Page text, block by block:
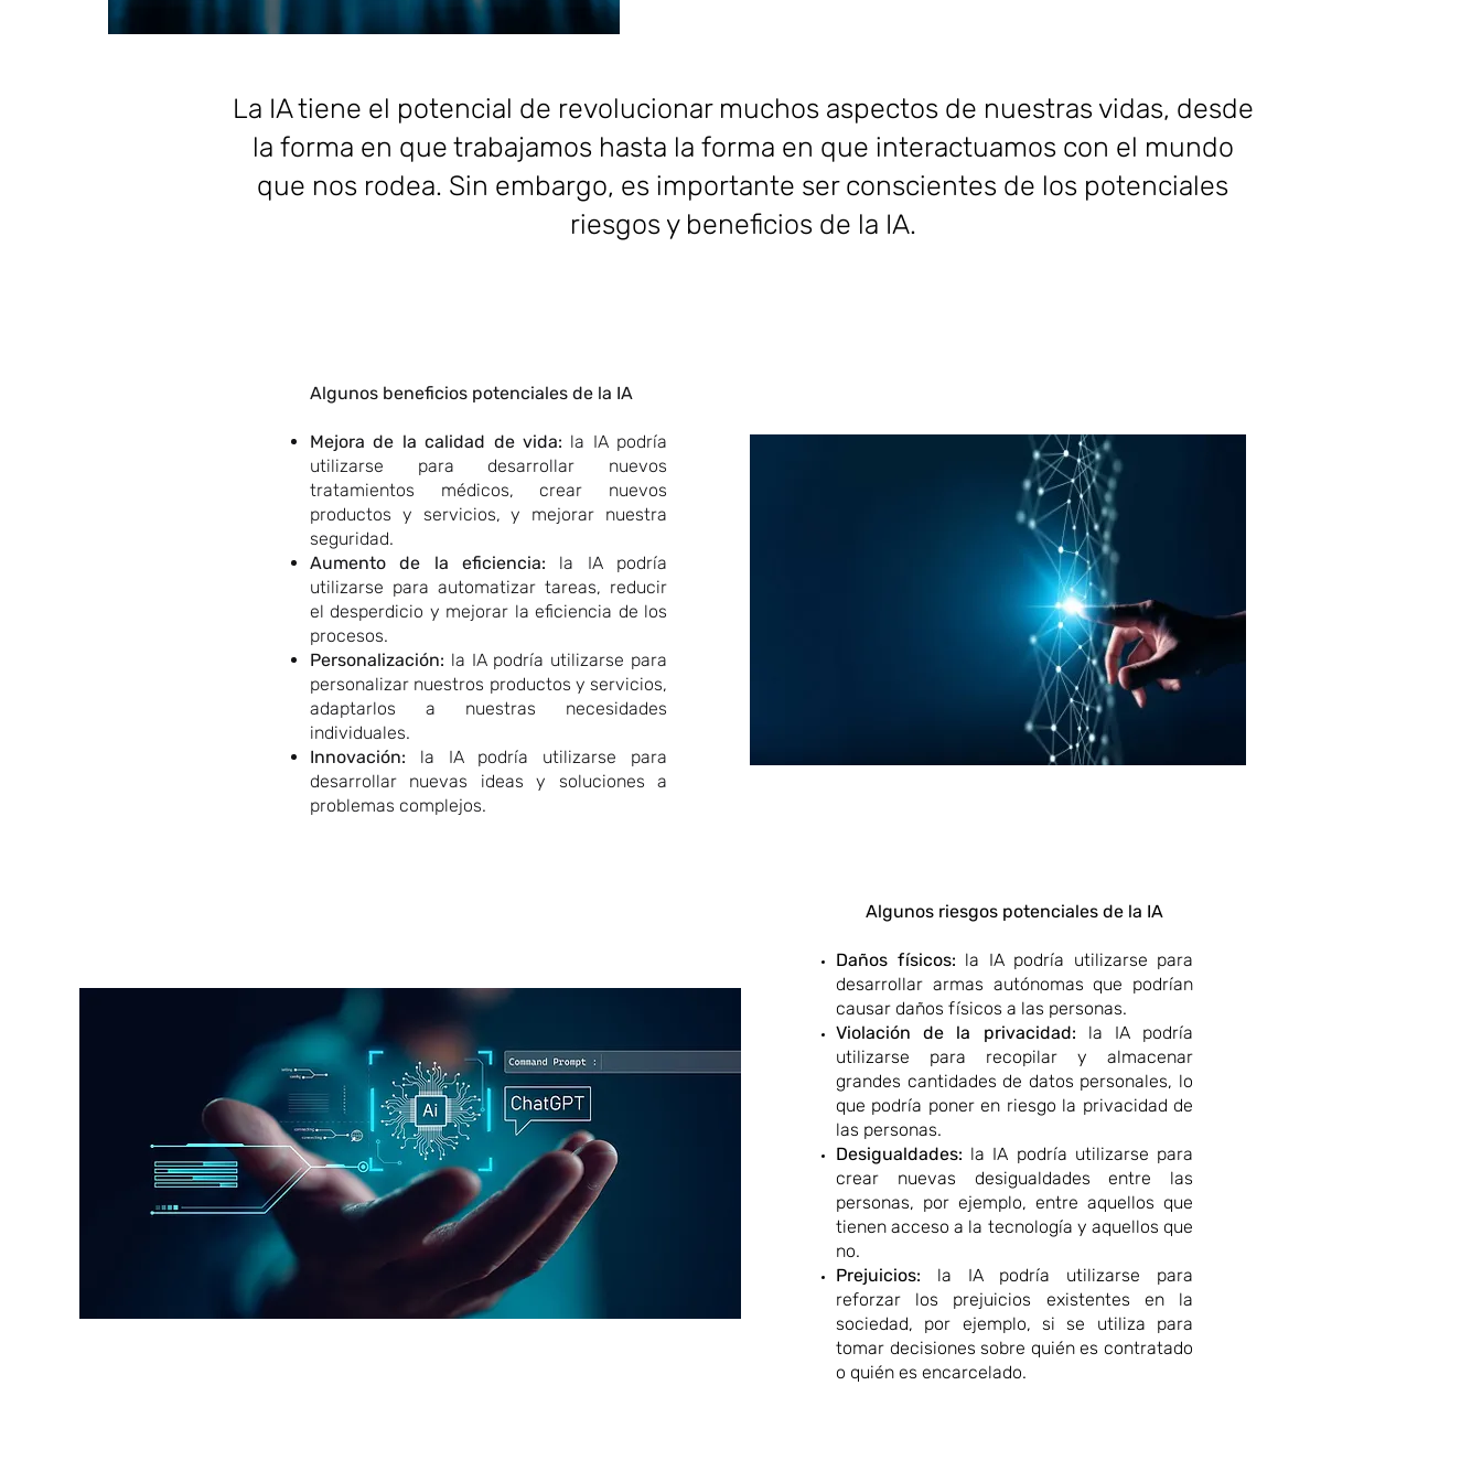
La IA tiene el potencial de revolucionar muchos aspectos de nuestras vidas, desde
la forma en que trabajamos hasta la forma en que interactuamos con el mundo
que nos rodea. Sin embargo, es importante ser conscientes de los potenciales
riesgos y beneficios de la IA.
Algunos beneficios potenciales de la IA
Mejora de la calidad de vida: la IA podría
utilizarse para desarrollar nuevos
tratamientos médicos, crear nuevos
productos y servicios, y mejorar nuestra
seguridad.
Aumento de la eficiencia: la IA podría
utilizarse para automatizar tareas, reducir
el desperdicio y mejorar la eficiencia de los
procesos.
Personalización: la IA podría utilizarse para
personalizar nuestros productos y servicios,
adaptarlos a nuestras necesidades
individuales.
Innovación: la IA podría utilizarse para
desarrollar nuevas ideas y soluciones a
problemas complejos.
Algunos riesgos potenciales de la IA
Daños físicos: la IA podría utilizarse para
desarrollar armas autónomas que podrían
causar daños físicos a las personas.
Violación de la privacidad: la IA podría
utilizarse para recopilar y almacenar
grandes cantidades de datos personales, lo
que podría poner en riesgo la privacidad de
las personas.
Desigualdades: la IA podría utilizarse para
crear nuevas desigualdades entre las
personas, por ejemplo, entre aquellos que
tienen acceso a la tecnología y aquellos que
no.
Prejuicios: la IA podría utilizarse para
reforzar los prejuicios existentes en la
sociedad, por ejemplo, si se utiliza para
tomar decisiones sobre quién es contratado
o quién es encarcelado.